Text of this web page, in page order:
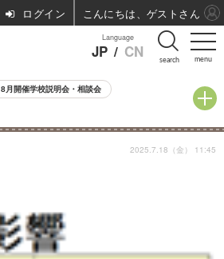
menu
Language
JP / CN search
8月開催学校説明会・相談会
2025.7.18（金） 11:45
ログイン こんにちは、ゲストさん